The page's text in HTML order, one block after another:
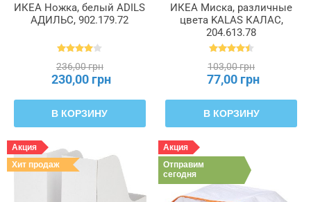
ИКЕА Ножка, белый ADILS
АДИЛЬС, 902.179.72
236,00 грн
230,00 грн
В КОРЗИНУ
ИКЕА Миска, различные
цвета KALAS КАЛАС,
204.613.78
103,00 грн
77,00 грн
В КОРЗИНУ
Акция
Хит продаж
Акция
Отправим
сегодня